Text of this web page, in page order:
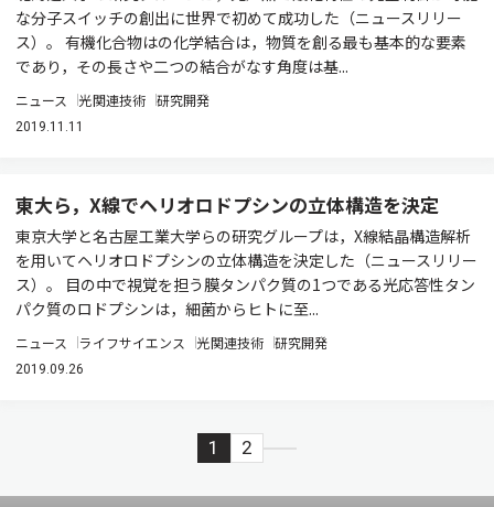
な分子スイッチの創出に世界で初めて成功した（ニュースリリー
ス）。 有機化合物はの化学結合は，物質を創る最も基本的な要素
であり，その長さや二つの結合がなす角度は基...
ニュース 光関連技術 研究開発
2019.11.11
東大ら，X線でヘリオロドプシンの立体構造を決定
東京大学と名古屋工業大学らの研究グループは，X線結晶構造解析
を用いてヘリオロドプシンの立体構造を決定した（ニュースリリー
ス）。 目の中で視覚を担う膜タンパク質の1つである光応答性タン
パク質のロドプシンは，細菌からヒトに至...
ニュース ライフサイエンス 光関連技術 研究開発
2019.09.26
1 2